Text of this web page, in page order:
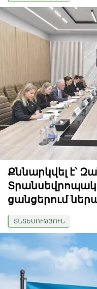
Քննարկվել է՝
ցանցերում
ՏՆՏԵՍՈՒԹՅՈՒՆ